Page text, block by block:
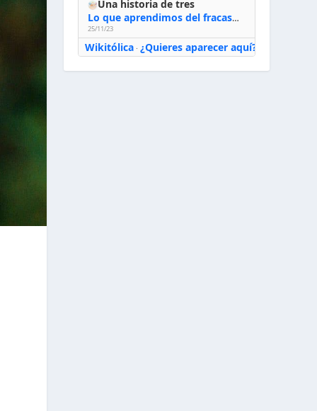
Una historia de tres
Lo que aprendimos del fracaso al emprender
25/11/23
Wikitólica· ¿Quieres aparecer aquí?